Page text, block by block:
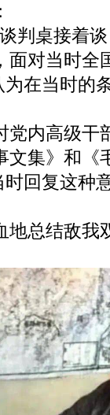
判桌接着谈
面对当时全
在当时的
党内高级干
文集》和《
回复这种
地总结敌我